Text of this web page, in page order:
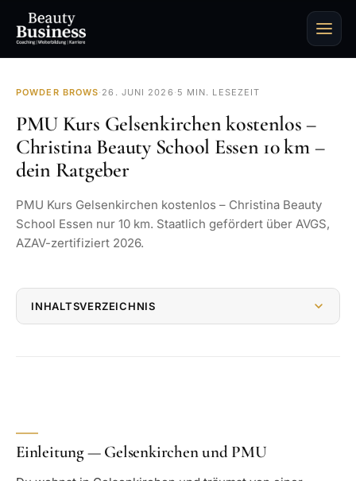
POWDER BROWS· 26. JUNI 2026 · 5 MIN. LESEZEIT
PMU Kurs Gelsenkirchen kostenlos –
Christina Beauty School Essen 10 km –
dein Ratgeber
PMU Kurs Gelsenkirchen kostenlos – Christina Beauty
School Essen nur 10 km. Staatlich gefördert über AVGS,
AZAV-zertifiziert 2026.
INHALTSVERZEICHNIS
Einleitung — Gelsenkirchen und PMU